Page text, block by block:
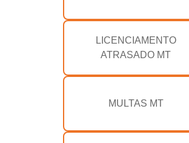
LICENCIAMENTO
ATRASADO MT
MULTAS MT